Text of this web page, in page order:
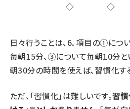
日々行うことは、6．項目の①につ
毎朝15分、③について毎朝10分と
朝30分の時間を使えば、習慣化す
ただ、「習慣化」は難しいです。習慣